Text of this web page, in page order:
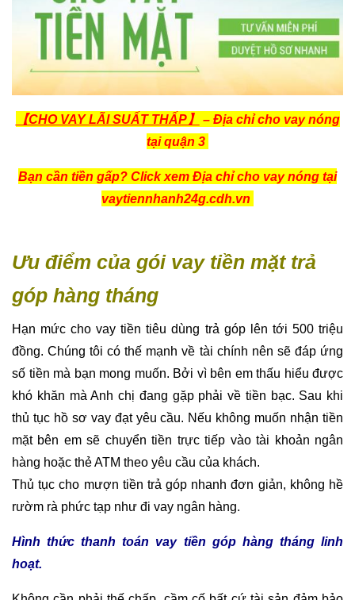
【CHO VAY LÃI SUẤT THẤP】 – Địa chỉ cho vay nóng
tại quận 3
Bạn cần tiền gấp? Click xem Địa chỉ cho vay nóng tại
vaytiennhanh24g.cdh.vn
Ưu điểm của gói vay tiền mặt trả
góp hàng tháng
Hạn mức cho vay tiền tiêu dùng trả góp lên tới 500 triệu
đồng. Chúng tôi có thế mạnh về tài chính nên sẽ đáp ứng
số tiền mà bạn mong muốn. Bởi vì bên em thấu hiểu được
khó khăn mà Anh chị đang gặp phải về tiền bạc. Sau khi
thủ tục hồ sơ vay đạt yêu cầu. Nếu không muốn nhận tiền
mặt bên em sẽ chuyển tiền trực tiếp vào tài khoản ngân
hàng hoặc thẻ ATM theo yêu cầu của khách.
Thủ tục cho mượn tiền trả góp nhanh đơn giản, không hề
rườm rà phức tạp như đi vay ngân hàng.
Hình thức thanh toán vay tiền góp hàng tháng linh
hoạt.